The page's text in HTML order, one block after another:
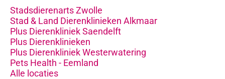
Stadsdierenarts Zwolle
Stad & Land Dierenklinieken Alkmaar
Plus Dierenkliniek Saendelft
Plus Dierenklinieken
Plus Dierenkliniek Westerwatering
Pets Health - Eemland
Alle locaties